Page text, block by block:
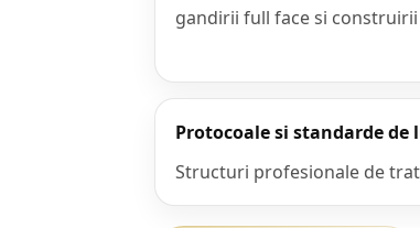
gandirii full face si
Protocoale si standarde de
Structuri profesionale de